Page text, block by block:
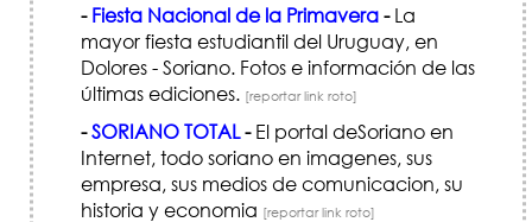
- Fiesta Nacional de la Primavera-La
mayor fiesta estudiantil del Uruguay, en
Dolores - Soriano. Fotos e información de las
últimas ediciones. [reportar link roto]
-SORIANO TOTAL-El portal deSoriano en
Internet, todo soriano en imagenes, sus
empresa, sus medios de comunicacion, su
historia y economia [reportar link roto]